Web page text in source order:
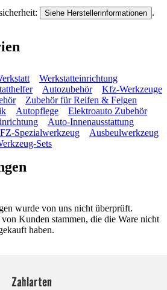
Siehe Herstellerinformationen .
Werkstatteinrichtung
Autozubehör
Kfz-Werkzeuge
Zubehör für Reifen & Felgen
Autopflege
Elektroauto Zubehör
Auto-Innenausstattung
Spezialwerkzeug
Ausbeulwerkzeug
Sets
wurde von uns nicht überprüft.
Kunden stammen, die die Ware nicht
haben.
Zahlarten